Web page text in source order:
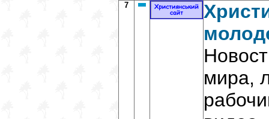
7
мира,